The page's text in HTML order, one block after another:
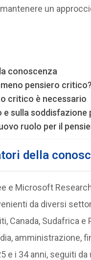
un
conoscenza
pensiero
critico è necessario
e sulla soddisfazione
ruolo per il
della
e Microsoft
da diversi
Canada, Sudafrica
amministrazione,
e i 34 anni, seguiti